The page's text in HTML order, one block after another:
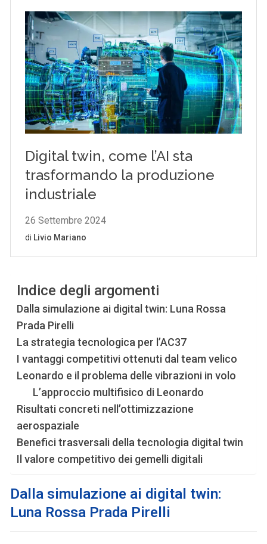
Indice degli argomenti
Dalla simulazione ai digital twin: Luna Rossa
Prada Pirelli
La strategia tecnologica per l’AC37
I vantaggi competitivi ottenuti dal team velico
Leonardo e il problema delle vibrazioni in volo
L’approccio multifisico di Leonardo
Risultati concreti nell’ottimizzazione
aerospaziale
Benefici trasversali della tecnologia digital twin
Il valore competitivo dei gemelli digitali
Dalla simulazione ai digital twin:
Luna Rossa Prada Pirelli